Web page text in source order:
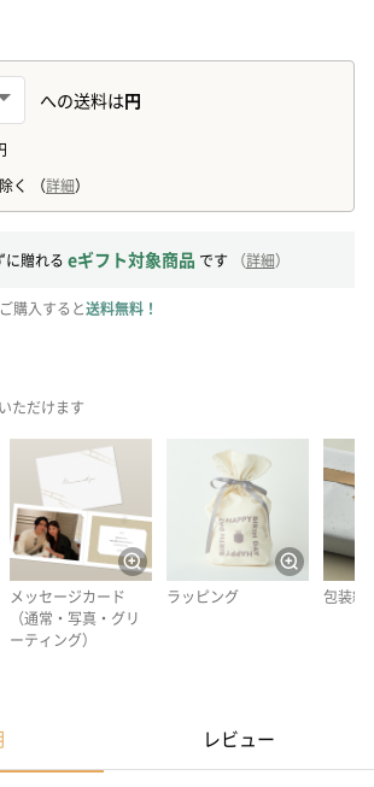
に贈れる eギフト対象商品 です （詳細）
購入すると送料無料！
ただけます
メッセージカード
（通常・写真・グリ
ーティング）
ラッピング 包装紙
レビュー